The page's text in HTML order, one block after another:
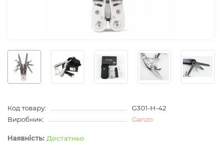
Код товару:
G301-H-42
Виробник:
Ganzo
Достатньо